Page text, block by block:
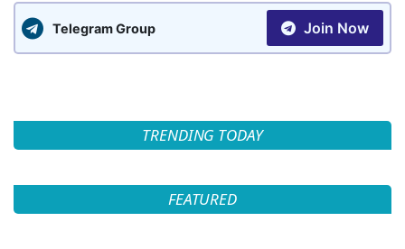
Telegram Group Join Now
TRENDING TODAY
FEATURED